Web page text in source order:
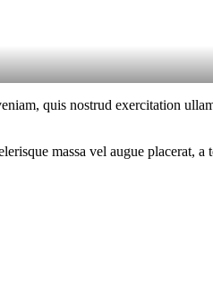
quis nostrud exercitation
massa vel augue placerat, a